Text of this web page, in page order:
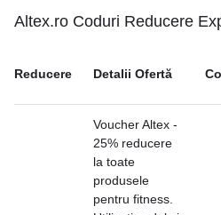
Altex.ro Coduri Reducere
Reducere Detalii Ofertă
Voucher Altex -
25% reducere
la toate
produsele
pentru fitness.